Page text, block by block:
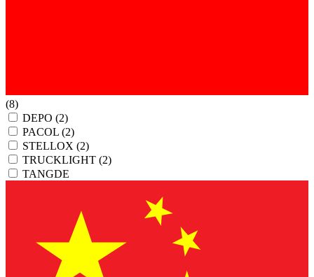
(8)
DEPO (2)
PACOL (2)
STELLOX (2)
TRUCKLIGHT (2)
TANGDE